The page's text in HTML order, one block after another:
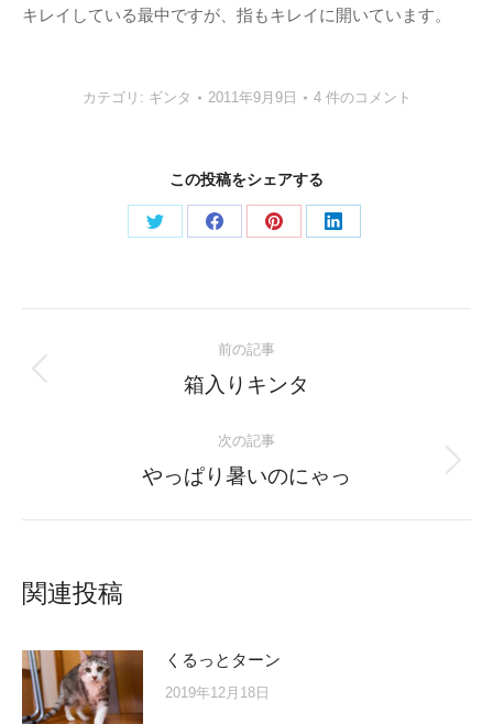
キレイしている最中ですが、指もキレイに開いています。
カテゴリ: ギンタ 2011年9月9日 4 件のコメント
この投稿をシェアする
Share
Share
Share
Share
navigation
前の記事
Previous
箱入りキンタ
次の記事
Next
やっぱり暑いのにゃっ
関連投稿
くるっとターン
2019年12月18日